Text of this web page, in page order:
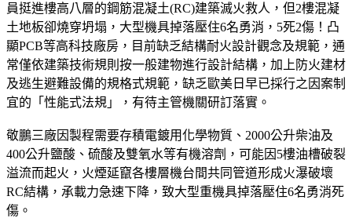
員挺進樓高八層的鋼筋混凝土(RC)建築滅火救人，但2樓混凝
土地板卻燒穿坍塌，大型機具掉落壓住6名勇消，5死2傷！凸
顯PCB等高科技廠房，目前缺乏結構耐火設計觀念及規範，通
常僅依建築技術規則按一般建物進行設計結構，加上防火建材
及逃生避難設備的規格式規範，缺乏歐美日早已採行之因案制
宜的「性能式法規」，有待主管機關研訂落實。
敬鵬三廠因製程需要存積電鍍用化學物質、2000公升柴油及
400公升鹽酸、硫酸及雙氧水等有機溶劑，可能因5樓油槽破裂
溢流而起火，火煙延竄各樓層機台間共同管道形成火瀑破壞
RC結構，承載力急速下降，致大型重機具掉落壓住6名勇消死
傷。